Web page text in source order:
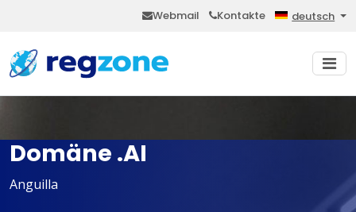
Webmail Kontakte deutsch
Domäne .AI
Anguilla